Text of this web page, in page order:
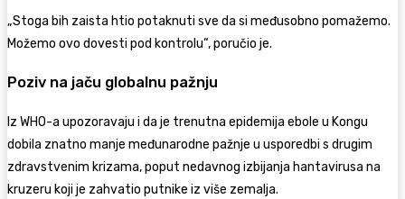
„Stoga bih zaista htio potaknuti sve da si međusobno pomažemo.
Možemo ovo dovesti pod kontrolu“, poručio je.
Poziv na jaču globalnu pažnju
Iz WHO-a upozoravaju i da je trenutna epidemija ebole u Kongu
dobila znatno manje međunarodne pažnje u usporedbi s drugim
zdravstvenim krizama, poput nedavnog izbijanja hantavirusa na
kruzeru koji je zahvatio putnike iz više zemalja.